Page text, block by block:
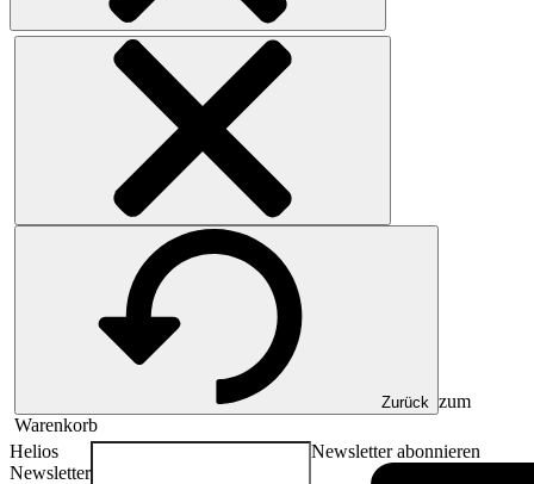
Zurück zum
Warenkorb
Helios
Newsletter
Newsletter abonnieren